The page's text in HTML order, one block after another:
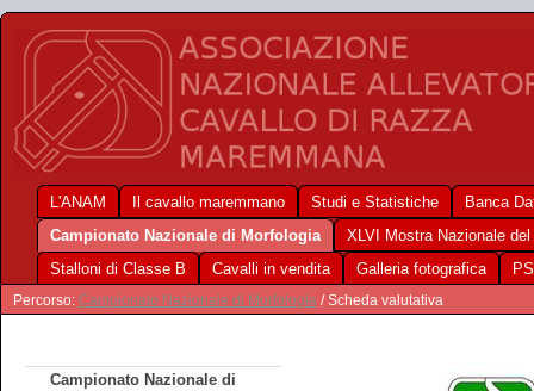
L'ANAM Il cavallo maremmano Studi e Statistiche
Banca
Campionato Nazionale di Morfologia
XLVI Mostra Nazionale
Stalloni di Classe B
Cavalli in vendita Galleria fotografica
Percorso: Campionato Nazionale di Morfologia / Scheda valutativa
Campionato Nazionale di